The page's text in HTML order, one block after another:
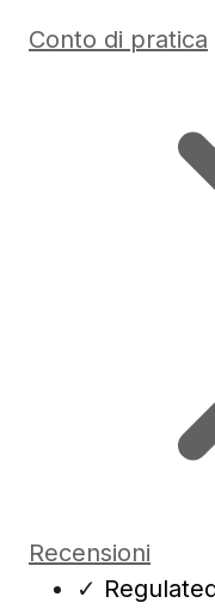
Conto di pratica
Recensioni
✓